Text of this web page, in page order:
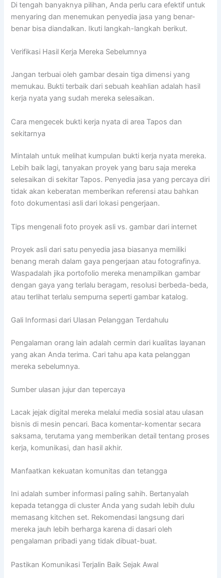
Di tengah banyaknya pilihan, Anda perlu cara efektif untuk
menyaring dan menemukan penyedia jasa yang benar-
benar bisa diandalkan. Ikuti langkah-langkah berikut.
Verifikasi Hasil Kerja Mereka Sebelumnya
Jangan terbuai oleh gambar desain tiga dimensi yang
memukau. Bukti terbaik dari sebuah keahlian adalah hasil
kerja nyata yang sudah mereka selesaikan.
Cara mengecek bukti kerja nyata di area Tapos dan
sekitarnya
Mintalah untuk melihat kumpulan bukti kerja nyata mereka.
Lebih baik lagi, tanyakan proyek yang baru saja mereka
selesaikan di sekitar Tapos. Penyedia jasa yang percaya diri
tidak akan keberatan memberikan referensi atau bahkan
foto dokumentasi asli dari lokasi pengerjaan.
Tips mengenali foto proyek asli vs. gambar dari internet
Proyek asli dari satu penyedia jasa biasanya memiliki
benang merah dalam gaya pengerjaan atau fotografinya.
Waspadalah jika portofolio mereka menampilkan gambar
dengan gaya yang terlalu beragam, resolusi berbeda-beda,
atau terlihat terlalu sempurna seperti gambar katalog.
Gali Informasi dari Ulasan Pelanggan Terdahulu
Pengalaman orang lain adalah cermin dari kualitas layanan
yang akan Anda terima. Cari tahu apa kata pelanggan
mereka sebelumnya.
Sumber ulasan jujur dan tepercaya
Lacak jejak digital mereka melalui media sosial atau ulasan
bisnis di mesin pencari. Baca komentar-komentar secara
saksama, terutama yang memberikan detail tentang proses
kerja, komunikasi, dan hasil akhir.
Manfaatkan kekuatan komunitas dan tetangga
Ini adalah sumber informasi paling sahih. Bertanyalah
kepada tetangga di cluster Anda yang sudah lebih dulu
memasang kitchen set. Rekomendasi langsung dari
mereka jauh lebih berharga karena di dasari oleh
pengalaman pribadi yang tidak dibuat-buat.
Pastikan Komunikasi Terjalin Baik Sejak Awal